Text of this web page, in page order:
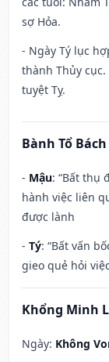
sợ Hỏa.
- Ngày Tý lục
thành Thủy
tuyệt Tỵ.
Bành Tổ
- Mậu: “Bất thụ
hành việc liên
được lành
- Tý: “Bất vấn
gieo quẻ hỏi
Khổng Minh
Ngày: Không